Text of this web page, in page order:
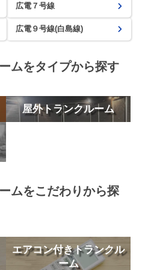
広電７号線
広電９号線(白島線)
ムをタイプから探す
屋外トランクルーム
ムをこだわりから探
エアコン付きトランクル
ーム